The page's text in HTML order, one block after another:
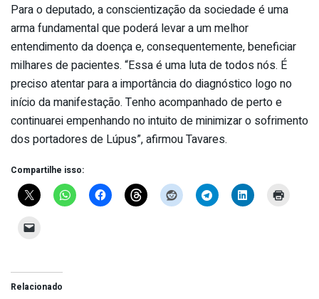
Para o deputado, a conscientização da sociedade é uma
arma fundamental que poderá levar a um melhor
entendimento da doença e, consequentemente, beneficiar
milhares de pacientes. “Essa é uma luta de todos nós. É
preciso atentar para a importância do diagnóstico logo no
início da manifestação. Tenho acompanhado de perto e
continuarei empenhando no intuito de minimizar o sofrimento
dos portadores de Lúpus”, afirmou Tavares.
Compartilhe isso:
Relacionado